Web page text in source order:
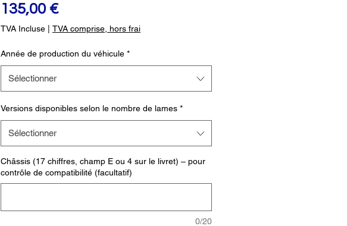
135,00 €Prix
TVA Incluse TVA comprise, hors frai
Année de production du véhicule *
Sélectionner
Versions disponibles selon le nombre de lames *
Sélectionner
Châssis (17 chiffres, champ E ou 4 sur le livret) – pour
contrôle de compatibilité (facultatif)
0/20